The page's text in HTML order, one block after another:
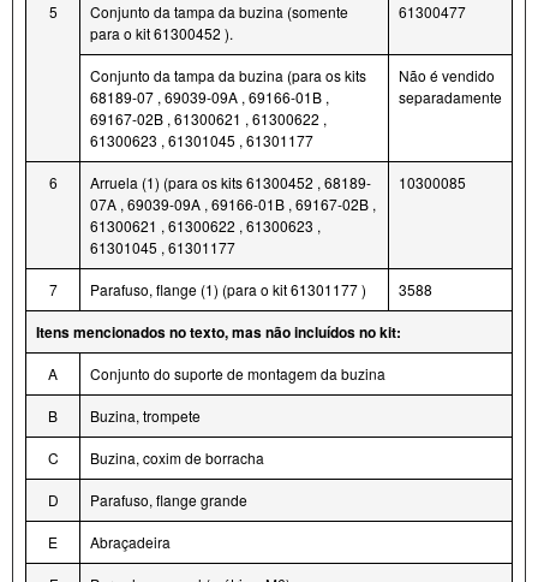
5
Conjunto da tampa da buzina (somente
para o kit 61300452 ).
61300477
Conjunto da tampa da buzina (para os kits
68189-07 , 69039-09A , 69166-01B ,
69167-02B , 61300621 , 61300622 ,
61300623 , 61301045 , 61301177
Não é vendido
separadamente
6
Arruela (1) (para os kits 61300452 , 68189-
07A , 69039-09A , 69166-01B , 69167-02B ,
61300621 , 61300622 , 61300623 ,
61301045 , 61301177
10300085
7 Parafuso, flange (1) (para o kit 61301177 ) 3588
Itens mencionados no texto, mas não incluídos no kit:
A Conjunto do suporte de montagem da buzina
B Buzina, trompete
C Buzina, coxim de borracha
D Parafuso, flange grande
E Abraçadeira